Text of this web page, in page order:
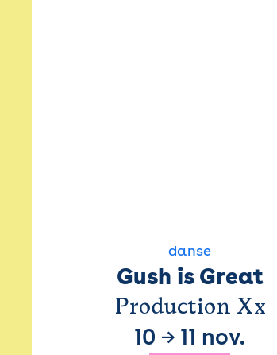
danse
Gush is Great
Production Xx
10 → 11 nov.